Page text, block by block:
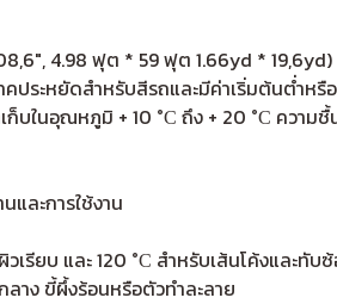
4.98 ฟุต * 59 ฟุต 1.66yd * 19,6yd)
คประหยัดสำหรับสีรถและมีค่าเริ่มต้นต่ำห
เก็บในอุณหภูมิ + 10 °С ถึง + 20 °С คว
และการใช้งาน
รียบ และ 120 °С สำหรับเส้นโค้งและทั
าง ขี้ผึ้งร้อนหรือตัวทำละลาย